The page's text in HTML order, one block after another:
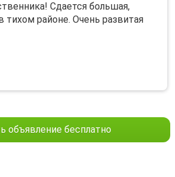
Сдается большая,
тихом районе. Очень развитая
объявление бесплатно